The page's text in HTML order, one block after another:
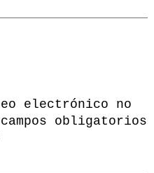
electrónico no
obligatorios